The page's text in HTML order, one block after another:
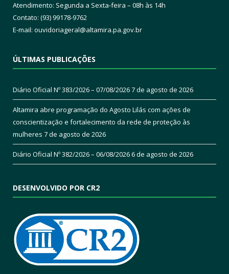
Atendimento: Segunda a Sexta-feira – 08h às 14h
Contato: (93) 99178-9762
E-mail: ouvidoriageral@altamira.pa.gov.br
ÚLTIMAS PUBLICAÇÕES
Diário Oficial Nº 383/2026 – 07/08/20267 de agosto de 2026
Altamira abre programação do Agosto Lilás com ações de
conscientização e fortalecimento da rede de proteção às
mulheres 7 de agosto de 2026
Diário Oficial Nº 382/2026 – 06/08/20266 de agosto de 2026
DESENVOLVIDO POR CR2